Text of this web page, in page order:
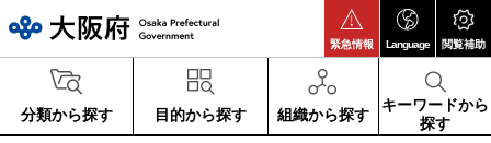
緊急情報 Language 閲覧補助
分類から探す 目的から探す 組織から探す
キーワードから
探す